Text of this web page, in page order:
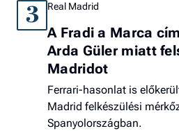
3 Real Madrid
A Fradi a Marca
Arda Güler miatt
Madridot
Ferrari-hasonlat is
Madrid felkészülési
Spanyolországban.